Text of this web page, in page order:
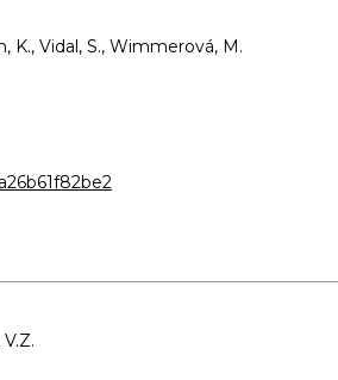
K., Vidal, S., Wimmerová, M.